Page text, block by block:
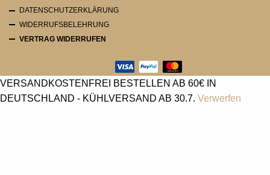
DATENSCHUTZERKLÄRUNG
WIDERRUFSBELEHRUNG
VERTRAG WIDERRUFEN
VERSANDKOSTENFREI BESTELLEN AB 60€ IN
DEUTSCHLAND - KÜHLVERSAND AB 30.7. Verwerfen